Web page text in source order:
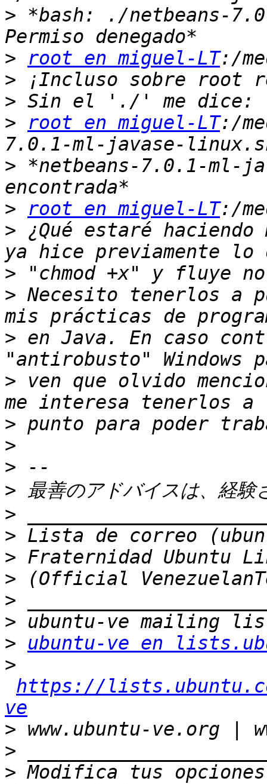
> *bash: ./netbeans-
>
root en miguel-LT
>
>
>
root en miguel-LT:/
> *netbeans-7.0.1-ml-
>
root en miguel-LT
> ¿Qué estaré
>
> Necesito tenerlos a
> en Java. En caso
> ven que olvido
>
>
>
>
>
>
>
>
>
>
>
ubuntu-ve en
>
https://
ve
>
>
> Modifica tus